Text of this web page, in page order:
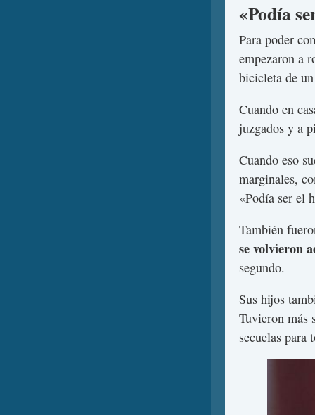
«Podía
Para poder
empezaron a
bicicleta de
Cuando en
juzgados y a
Cuando eso
marginales,
«Podía ser el
También
se volvieron
segundo.
Sus hijos
Tuvieron más
secuelas